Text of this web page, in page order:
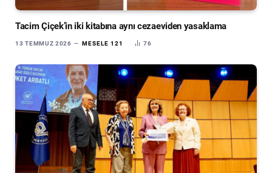
Tacim Çiçek’in iki kitabına aynı cezaeviden yasaklama
13 TEMMUZ 2026 MESELE 121 76